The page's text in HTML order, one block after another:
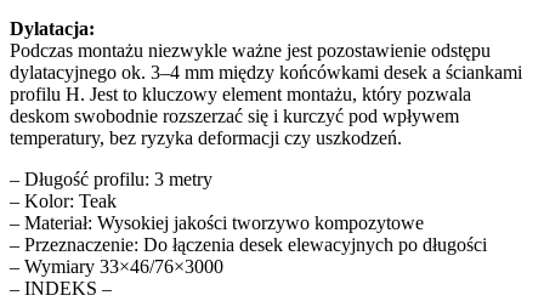
Dylatacja:
Podczas montażu niezwykle ważne jest pozostawienie odstępu
dylatacyjnego ok. 3–4 mm między końcówkami desek a ściankami
profilu H. Jest to kluczowy element montażu, który pozwala
deskom swobodnie rozszerzać się i kurczyć pod wpływem
temperatury, bez ryzyka deformacji czy uszkodzeń.
– Długość profilu: 3 metry
– Kolor: Teak
– Materiał: Wysokiej jakości tworzywo kompozytowe
– Przeznaczenie: Do łączenia desek elewacyjnych po długości
– Wymiary 33×46/76×3000
– INDEKS –